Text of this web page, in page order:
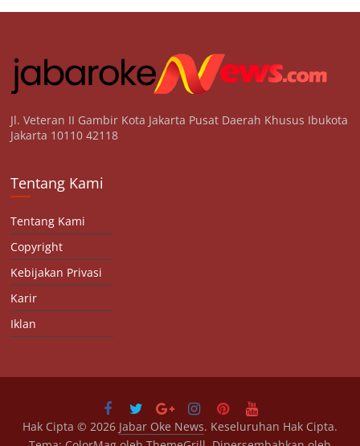
Jl. Veteran II Gambir Kota Jakarta Pusat Daerah Khusus Ibukota
Jakarta 10110 42118
Tentang Kami
Tentang Kami
Copyright
Kebijakan Privasi
Karir
Iklan
Hak Cipta © 2026 Jabar Oke News. Keseluruhan Hak Cipta.